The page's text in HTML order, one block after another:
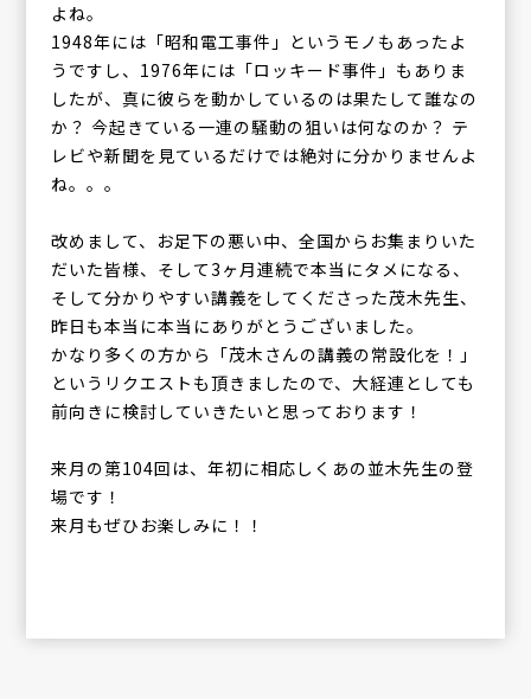
よね。
1948年には「昭和電工事件」というモノもあったよ
うですし、1976年には「ロッキード事件」もありま
したが、真に彼らを動かしているのは果たして誰なの
か？ 今起きている一連の騒動の狙いは何なのか？ テ
レビや新聞を見ているだけでは絶対に分かりませんよ
ね。。。
改めまして、お足下の悪い中、全国からお集まりいた
だいた皆様、そして3ヶ月連続で本当にタメになる、
そして分かりやすい講義をしてくださった茂木先生、
昨日も本当に本当にありがとうございました。
かなり多くの方から「茂木さんの講義の常設化を！」
というリクエストも頂きましたので、大経連としても
前向きに検討していきたいと思っております！
来月の第104回は、年初に相応しくあの並木先生の登
場です！
来月もぜひお楽しみに！！